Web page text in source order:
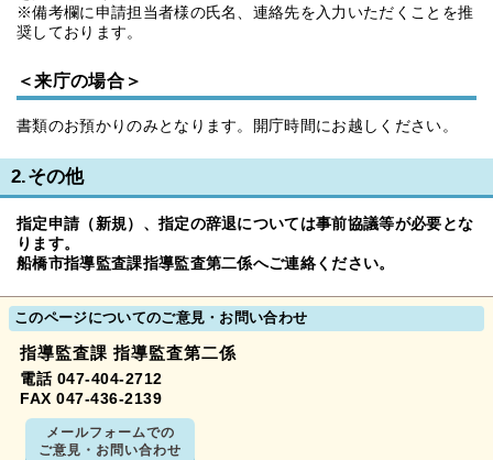
※備考欄に申請担当者様の氏名、連絡先を入力いただくことを推
奨しております。
＜来庁の場合＞
書類のお預かりのみとなります。開庁時間にお越しください。
2.その他
指定申請（新規）、指定の辞退については事前協議等が必要とな
ります。
船橋市指導監査課指導監査第二係へご連絡ください。
このページについてのご意見・お問い合わせ
指導監査課 指導監査第二係
電話 047-404-2712
FAX 047-436-2139
メールフォームでの
ご意見・お問い合わせ